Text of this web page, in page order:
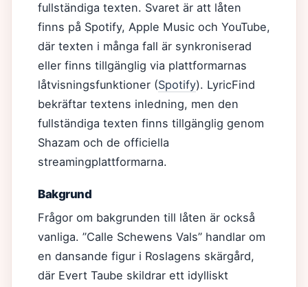
fullständiga texten. Svaret är att låten
finns på Spotify, Apple Music och YouTube,
där texten i många fall är synkroniserad
eller finns tillgänglig via plattformarnas
låtvisningsfunktioner (Spotify). LyricFind
bekräftar textens inledning, men den
fullständiga texten finns tillgänglig genom
Shazam och de officiella
streamingplattformarna.
Bakgrund
Frågor om bakgrunden till låten är också
vanliga. ”Calle Schewens Vals” handlar om
en dansande figur i Roslagens skärgård,
där Evert Taube skildrar ett idylliskt